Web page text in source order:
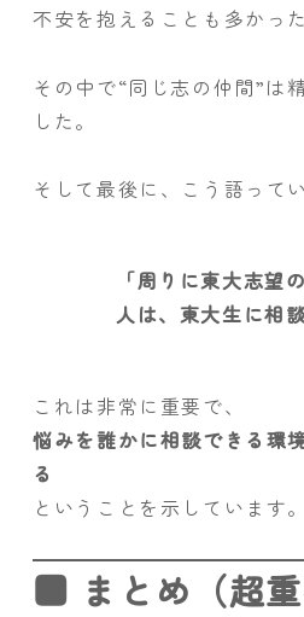
不安を抱えることも多かっ
その中で“同じ志の仲間”は
した。
そして最後に、こう語ってい
「周りに東大志望
人は、東大生に相
これは非常に重要で、
悩みを誰かに相談できる環
る
ということを示しています。
■ まとめ（超重